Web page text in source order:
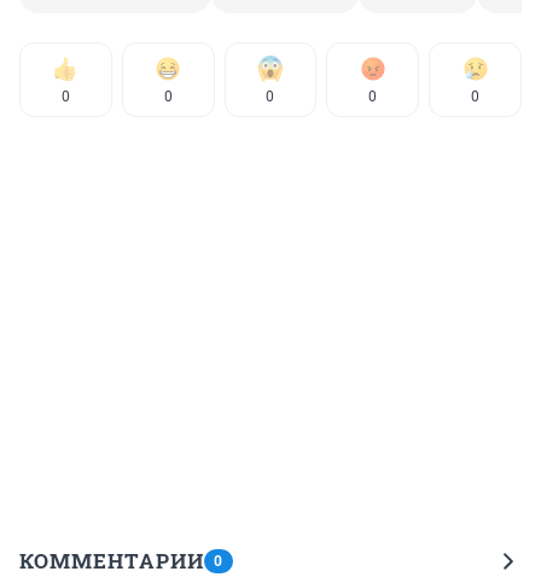
0 0 0 0 0
КОММЕНТАРИИ 0